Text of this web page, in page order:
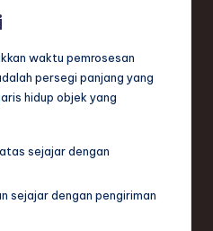
waktu pemrosesan
persegi panjang yang
hidup objek yang
sejajar dengan
sejajar dengan pengiriman